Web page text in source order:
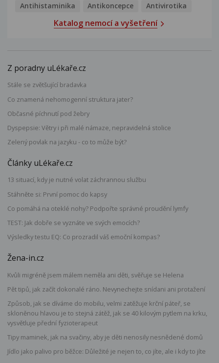
Antihistaminika
Antikoncepce Antivirotika
Katalog nemocí a vyšetření
Z poradny uLékaře.cz
Stále se zvětšující bradavka
Co znamená nehomogenní struktura jater?
Občasné píchnutí pod žebry
Dyspepsie: Větry i při malé námaze, nepravidelná stolice
Zelený povlak na jazyku - co to může být?
Články uLékaře.cz
13 situací, kdy je nutné volat záchrannou službu
Stáhněte si: První pomoc do kapsy
Co pomáhá na oteklé nohy? Podpořte správné proudění lymfy
TEST: Jak dobře se vyznáte ve svých emocích?
Výsledky testu EQ: Co prozradil váš emoční kompas?
Žena-in.cz
Kvůli migréně jsem málem neměla ani děti, svěřuje se Helena
Pět tipů, jak začít dokonalé ráno. Nevynechejte snídani ani protažení
Způsob, jak se díváme do mobilu, velmi zatěžuje krční páteř, se
skloněnou hlavou je to stejná zátěž, jak se 40 kilovým pytlem na krku,
vysvětluje přední fyzioterapeut
Tipy maminek, jak na svačiny, aby je děti nenosily nesnědené domů
Jídlo jako palivo pro běžce: Důležité je nejen to, co jíte, ale i kdy to jíte